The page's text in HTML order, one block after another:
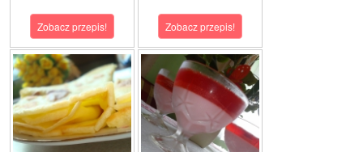
Zobacz przepis! Zobacz przepis!